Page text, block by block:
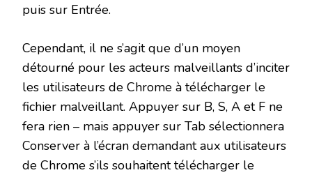
puis sur Entrée.
Cependant, il ne s’agit que d’un moyen
détourné pour les acteurs malveillants d’inciter
les utilisateurs de Chrome à télécharger le
fichier malveillant. Appuyer sur B, S, A et F ne
fera rien – mais appuyer sur Tab sélectionnera
Conserver à l’écran demandant aux utilisateurs
de Chrome s’ils souhaitent télécharger le